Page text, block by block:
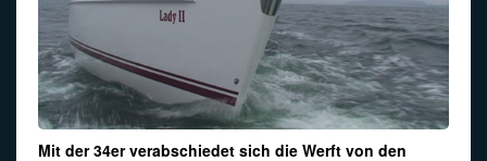
Mit der 34er verabschiedet sich die Werft von den